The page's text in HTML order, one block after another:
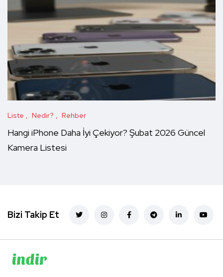
Liste Nedir? Rehber
Hangi iPhone Daha İyi Çekiyor? Şubat 2026 Güncel
Kamera Listesi
Bizi Takip Et